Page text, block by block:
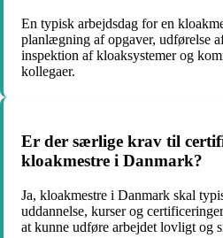
En typisk arbejdsdag for en
planlægning af opgaver, udførelse
inspektion af kloaksystemer og
kollegaer.
Er der særlige krav til
kloakmestre i Danmark?
Ja, kloakmestre i Danmark skal
uddannelse, kurser og
at kunne udføre arbejdet lovligt og